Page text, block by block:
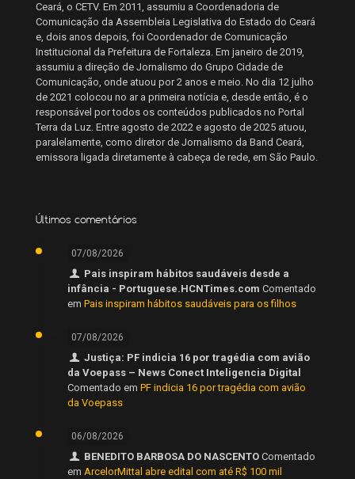
Ceará, o CETV. Em 2011, assumiu a Coordenadoria de
Comunicação da Assembleia Legislativa do Estado do Ceará
e, dois anos depois, foi Coordenador de Comunicação
Institucional da Prefeitura de Fortaleza. Em janeiro de 2019,
assumiu a direção de Jornalismo do Grupo Cidade de
Comunicação, onde atuou por 2 anos e meio. No dia 12 julho
de 2021 colocou no ar a primeira notícia e, desde então, é o
responsável por todos os conteúdos publicados no Portal
Terra da Luz. Entre agosto de 2022 e agosto de 2025 atuou,
paralelamente, como diretor de Jornalismo da Band Ceará,
emissora ligada diretamente à cabeça de rede, em São Paulo.
Últimos comentários
07/08/2026
Pais inspiram hábitos saudáveis desde a
infância - Portuguese.HCNTimes.com Comentado
em Pais inspiram hábitos saudáveis para os filhos
07/08/2026
Justiça: PF indicia 16 por tragédia com avião
da Voepass – News Conect Inteligencia Digital
Comentado em PF indicia 16 por tragédia com avião
da Voepass
06/08/2026
BENEDITO BARBOSA DO NASCENTO Comentado
em ArcelorMittal abre edital com até R$ 100 mil